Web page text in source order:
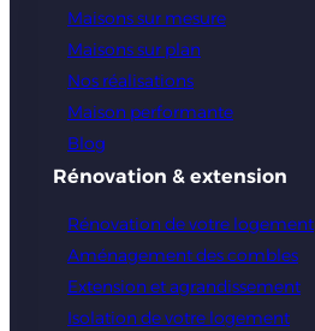
Maisons sur mesure
Maisons sur plan
Nos réalisations
Maison performante
Blog
Rénovation & extension
Rénovation de votre logement
Aménagement des combles
Extension et agrandissement
Isolation de votre logement